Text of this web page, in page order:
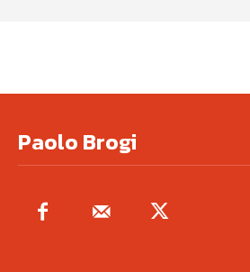
Paolo Brogi